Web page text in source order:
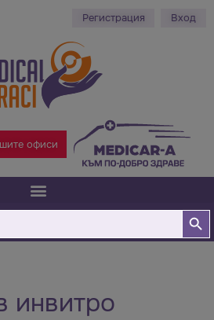
Регистрация Вход
офиси
Бутон
инвитро